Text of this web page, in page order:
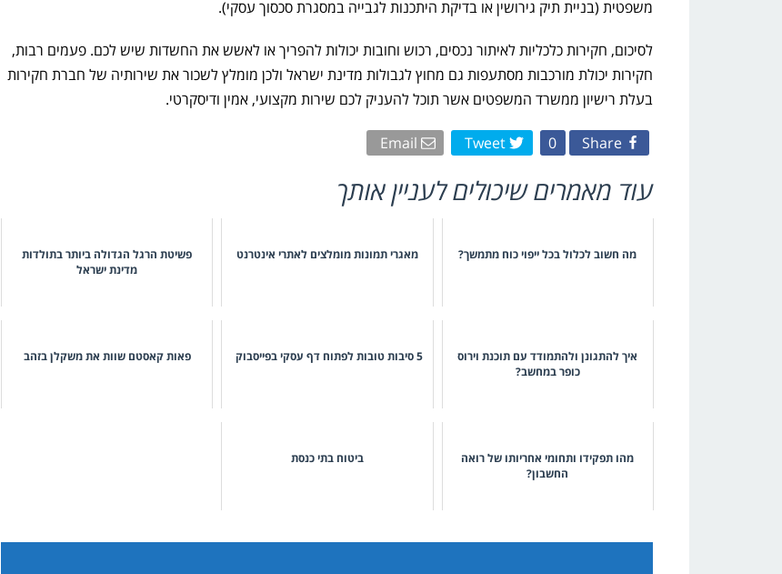
משפטית (בניית תיק גירושין או בדיקת היתכנות לגבייה במסגרת סכסוך עסקי).
לסיכום, חקירות כלכליות לאיתור נכסים, רכוש וחובות יכולות להפריך או לאשש את החשדות שיש לכם. פעמים רבות,
חקירות יכולת מורכבות מסתעפות גם מחוץ לגבולות מדינת ישראל ולכן מומלץ לשכור את שירותיה של חברת חקירות
בעלת רישיון ממשרד המשפטים אשר תוכל להעניק לכם שירות מקצועי, אמין ודיסקרטי.
Share
0
Tweet
Email
עוד מאמרים שיכולים לעניין אותך
מה חשוב לכלול בכל ייפוי כוח מתמשך? מאגרי תמונות מומלצים לאתרי אינטרנט
פשיטת הרגל הגדולה ביותר בתולדות
מדינת ישראל
איך להתגונן ולהתמודד עם תוכנת וירוס
כופר במחשב?
5 סיבות טובות לפתוח דף עסקי בפייסבוק פאות קאסטם שוות את משקלן בזהב
מהו תפקידו ותחומי אחריותו של רואה
החשבון?
ביטוח בתי כנסת